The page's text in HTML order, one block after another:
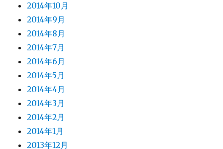
2014年10月
2014年9月
2014年8月
2014年7月
2014年6月
2014年5月
2014年4月
2014年3月
2014年2月
2014年1月
2013年12月